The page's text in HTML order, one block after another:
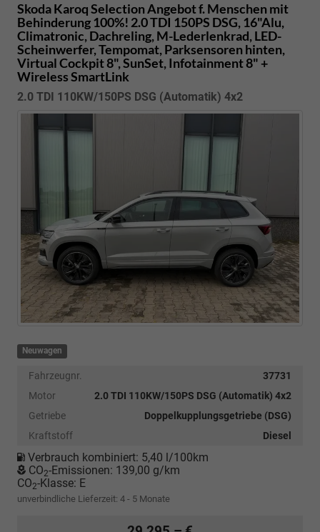
Skoda KaroqSelection Angebot f. Menschen mit
Behinderung 100%! 2.0 TDI 150PS DSG, 16"Alu,
Climatronic, Dachreling, M-Lederlenkrad, LED-
Scheinwerfer, Tempomat, Parksensoren hinten,
Virtual Cockpit 8", SunSet, Infotainment 8" +
Wireless SmartLink
2.0 TDI 110KW/150PS DSG (Automatik) 4x2
Neuwagen
Fahrzeugnr.
37731
Motor
2.0 TDI 110KW/150PS DSG (Automatik) 4x2
Getriebe
Doppelkupplungsgetriebe (DSG)
Kraftstoff
Diesel
Verbrauch kombiniert: 5,40 l/100km
CO2-Emissionen: 139,00 g/km
CO2-Klasse: E
unverbindliche Lieferzeit: 4 - 5 Monate